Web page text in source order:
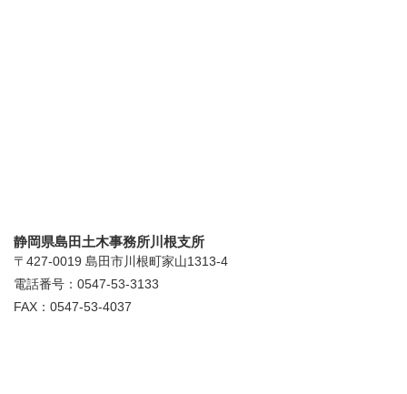
静岡県島田土木事務所川根支所
〒427-0019 島田市川根町家山1313-4
電話番号：0547-53-3133
FAX：0547-53-4037